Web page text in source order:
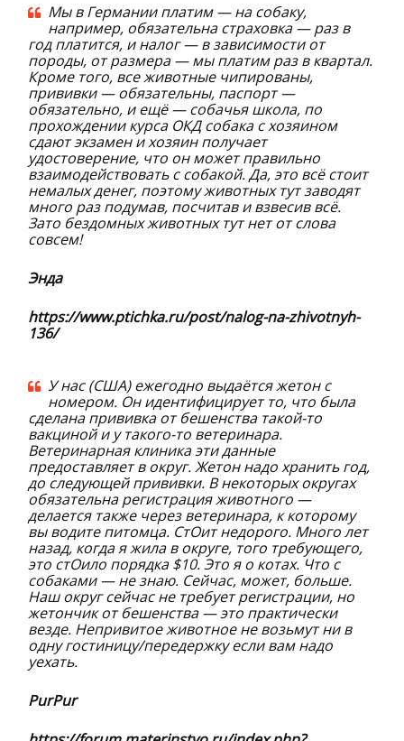
Мы в Германии платим — на собаку,
например, обязательна страховка — раз в
год платится, и налог — в зависимости от
породы, от размера — мы платим раз в квартал.
Кроме того, все животные чипированы,
прививки — обязательны, паспорт —
обязательно, и ещё — собачья школа, по
прохождении курса ОКД собака с хозяином
сдают экзамен и хозяин получает
удостоверение, что он может правильно
взаимодействовать с собакой. Да, это всё стоит
немалых денег, поэтому животных тут заводят
много раз подумав, посчитав и взвесив всё.
Зато бездомных животных тут нет от слова
совсем!
Энда
https://www.ptichka.ru/post/nalog-na-zhivotnyh-
136/
У нас (США) ежегодно выдаётся жетон с
номером. Он идентифицирует то, что была
сделана прививка от бешенства такой-то
вакциной и у такого-то ветеринара.
Ветеринарная клиника эти данные
предоставляет в округ. Жетон надо хранить год,
до следующей прививки. В некоторых округах
обязательна регистрация животного —
делается также через ветеринара, к которому
вы водите питомца. СтОит недорого. Много лет
назад, когда я жила в округе, того требующего,
это стОило порядка $10. Это я о котах. Что с
собаками — не знаю. Сейчас, может, больше.
Наш округ сейчас не требует регистрации, но
жетончик от бешенства — это практически
везде. Непривитое животное не возьмут ни в
одну гостиницу/передержку если вам надо
уехать.
PurPur